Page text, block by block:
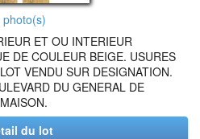
photo(s)
ET OU INTERIEUR
DE COULEUR BEIGE. USURES
VENDU SUR DESIGNATION.
DU GENERAL DE
du lot